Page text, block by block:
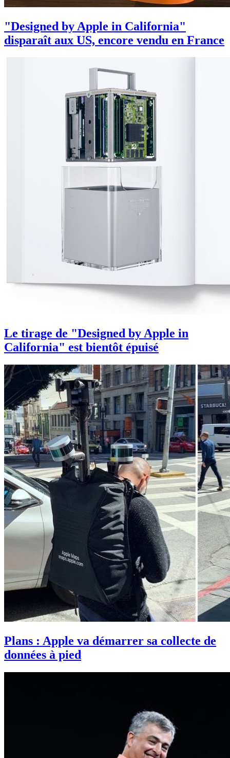
"Designed by Apple in California"
disparaît aux US, encore vendu en France
Le tirage de "Designed by Apple in
California" est bientôt épuisé
Plans : Apple va démarrer sa collecte de
données à pied